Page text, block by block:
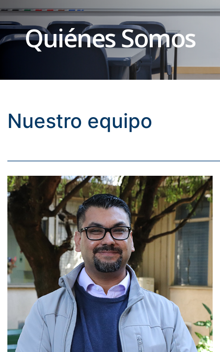
Quiénes Somos
Nuestro equipo